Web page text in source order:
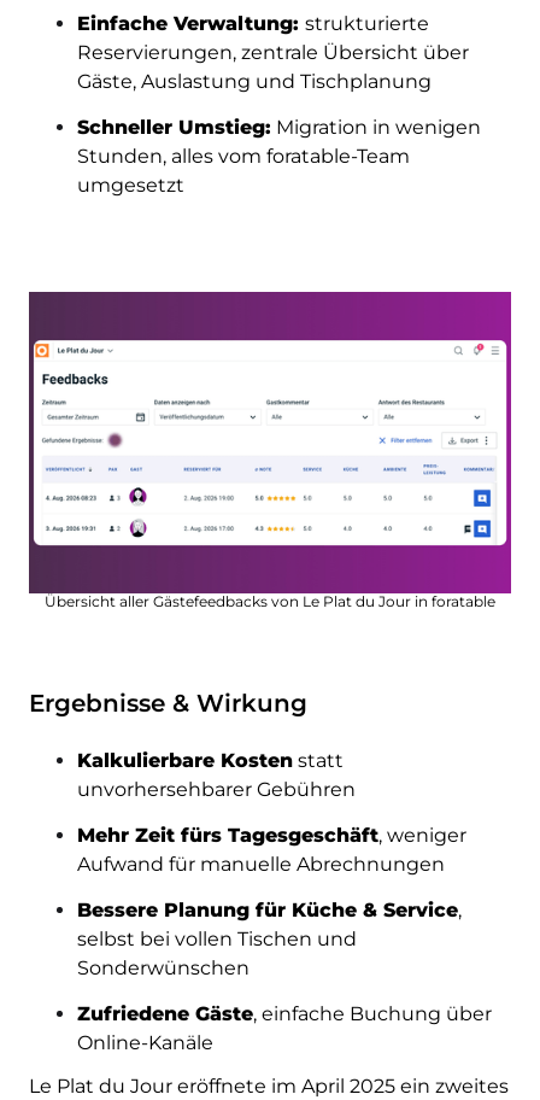
Einfache Verwaltung: strukturierte
Reservierungen, zentrale Übersicht über
Gäste, Auslastung und Tischplanung
Schneller Umstieg: Migration in wenigen
Stunden, alles vom foratable-Team
umgesetzt
Übersicht aller Gästefeedbacks von Le Plat du Jour in foratable
Ergebnisse & Wirkung
Kalkulierbare Kosten statt
unvorhersehbarer Gebühren
Mehr Zeit fürs Tagesgeschäft, weniger
Aufwand für manuelle Abrechnungen
Bessere Planung für Küche & Service,
selbst bei vollen Tischen und
Sonderwünschen
Zufriedene Gäste, einfache Buchung über
Online-Kanäle
Le Plat du Jour eröffnete im April 2025 ein zweites